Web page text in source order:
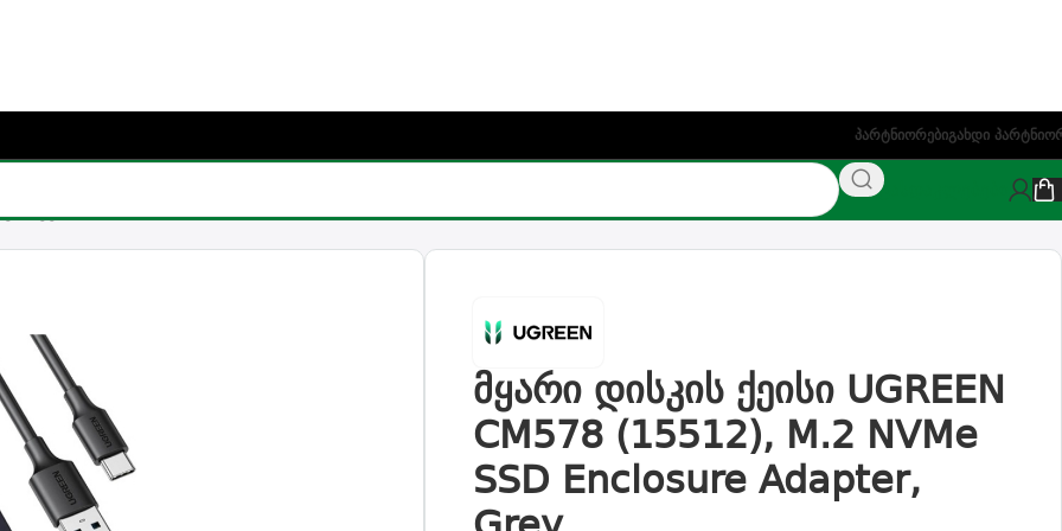
ᲞარტნიორებიᲒახდი
NASფასდაკლებები
ქეისი UGREEN CM578 (15512), M.2 NVMe SSD Enclosure Adapter, Grey
მყარი დისკის ქეისი UGREEN
CM578 (15512), M.2 NVMe
SSD Enclosure Adapter,